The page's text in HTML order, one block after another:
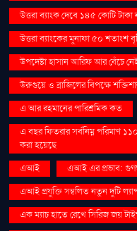
উত্তরা ব্যাংক দেবে ১৪৫ কোটি
উত্তরা ব্যাংকের মুনাফা ৫০ শতাংশ
উপদেষ্টা হাসান আরিফ আর বেঁচে
উরুগুয়ে ও ব্রাজিলের বিপক্ষে
এ আর রহমানের পারিশ্রমিক কত
এ বছর ফিতরার সর্বনিম্ন পরিমাণ
করা হয়েছে
এআই
এআই এর প্রভাব:
এআই প্রযুক্তি সম্বলিত নতুন দুটি
এক ম্যাচ হাতে রেখে সিরিজ জয়